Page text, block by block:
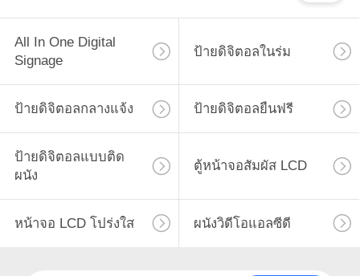
All In One Digital
Signage
ป้ายดิจิตอลในร่ม
ป้ายดิจิตอลกลางแจ้ง ป้ายดิจิตอลยืนฟรี
ป้ายดิจิตอลแบบติด
ผนัง
ตู้หน้าจอสัมผัส LCD
หน้าจอ LCD โปร่งใส ผนังวิดีโอแอลซีดี